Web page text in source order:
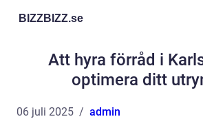
BIZZBIZZ.se
Att hyra förråd i
optimera ditt
06 juli 2025 admin